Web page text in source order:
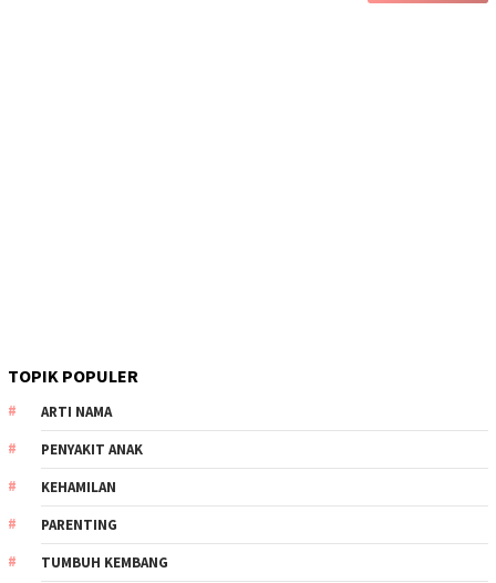
TOPIK POPULER
ARTI NAMA
PENYAKIT ANAK
KEHAMILAN
PARENTING
TUMBUH KEMBANG